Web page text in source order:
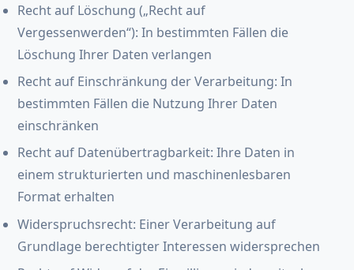
Recht auf Löschung („Recht auf
Vergessenwerden“): In bestimmten Fällen die
Löschung Ihrer Daten verlangen
Recht auf Einschränkung der Verarbeitung: In
bestimmten Fällen die Nutzung Ihrer Daten
einschränken
Recht auf Datenübertragbarkeit: Ihre Daten in
einem strukturierten und maschinenlesbaren
Format erhalten
Widerspruchsrecht: Einer Verarbeitung auf
Grundlage berechtigter Interessen widersprechen